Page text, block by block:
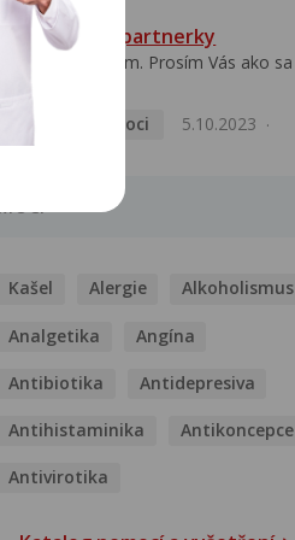
HPV typ 52 u partnerky
Dobrý deň prajem. Prosím Vás ako sa
Pohlavní nemoci
5.10.2023
Kašel Alergie Alkoholismus
Analgetika Angína
Antibiotika Antidepresiva
Antihistaminika Antikoncepce
Antivirotika